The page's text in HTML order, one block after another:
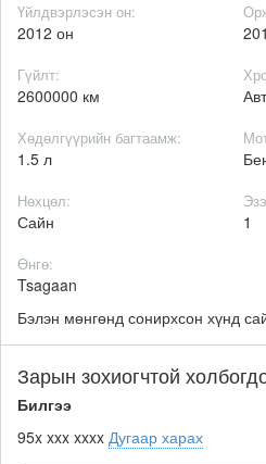
Үйлдвэрлэсэн он:
2012 он
Гүйлт:
2600000 км
Хөдөлгүүрийн багтаамж:
1.5 л
Нөхцөл:
Сайн 1
Өнгө:
Tsagaan
Бэлэн мөнгөнд сонирхсон хүнд
Зарын зохиогчтой
Билгээ
95x xxx xxxx Дугаар харах